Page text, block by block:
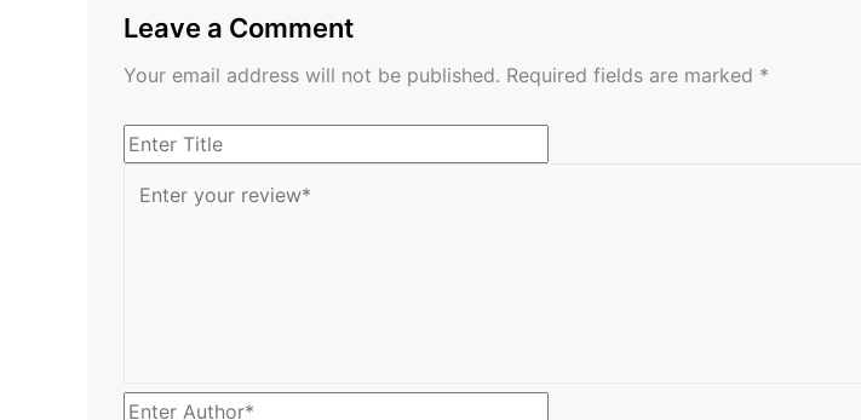
Leave a Comment
Your email address will not be published. Required fields are marked *